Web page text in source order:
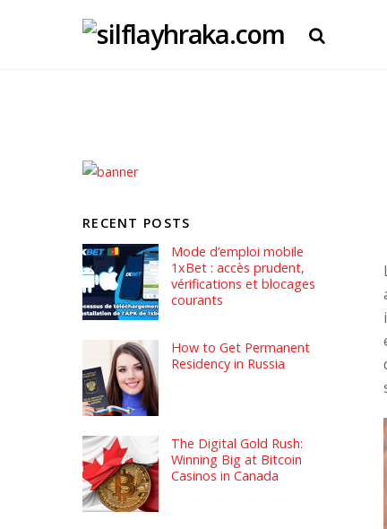
RECENT POSTS
Mode d’emploi mobile
1xBet : accès prudent,
vérifications et blocages
courants
How to Get Permanent
Residency in Russia
The Digital Gold Rush:
Winning Big at Bitcoin
Casinos in Canada